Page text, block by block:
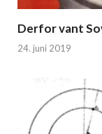
Derfor vant
24. juni 2019